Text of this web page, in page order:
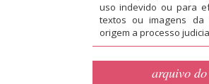
uso indevido ou para
textos ou imagens
origem a processo
arquivo